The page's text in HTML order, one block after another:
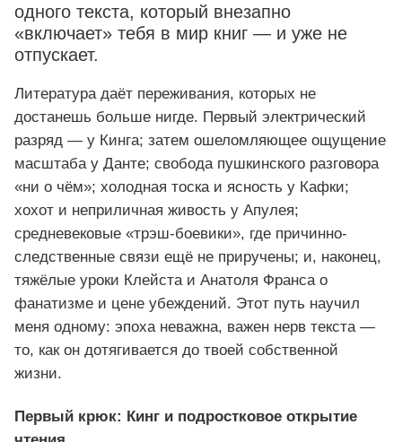
одного текста, который внезапно
«включает» тебя в мир книг — и уже не
отпускает.
Литература даёт переживания, которых не
достанешь больше нигде. Первый электрический
разряд — у Кинга; затем ошеломляющее ощущение
масштаба у Данте; свобода пушкинского разговора
«ни о чём»; холодная тоска и ясность у Кафки;
хохот и неприличная живость у Апулея;
средневековые «трэш-боевики», где причинно-
следственные связи ещё не приручены; и, наконец,
тяжёлые уроки Клейста и Анатоля Франса о
фанатизме и цене убеждений. Этот путь научил
меня одному: эпоха неважна, важен нерв текста —
то, как он дотягивается до твоей собственной
жизни.
Первый крюк: Кинг и подростковое открытие